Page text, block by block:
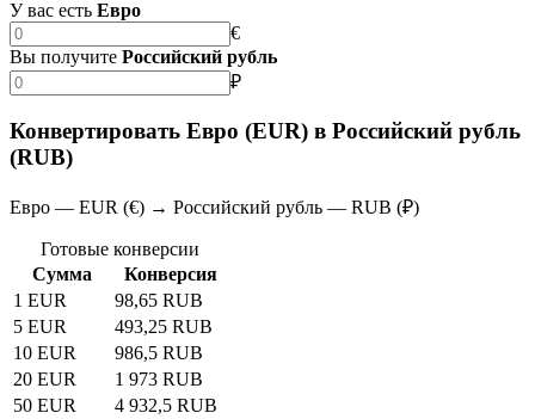
У вас есть Евро
€
Вы получите Российский рубль
₽
Конвертировать Евро (EUR) в Российский рубль
(RUB)
Евро — EUR (€) → Российский рубль — RUB (₽)
Готовые конверсии
Сумма
Конверсия
1 EUR
98,65 RUB
5 EUR
493,25 RUB
10 EUR
986,5 RUB
20 EUR
1 973 RUB
50 EUR
4 932,5 RUB